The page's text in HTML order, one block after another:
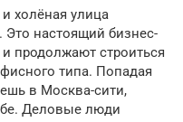
холёная улица
Это настоящий бизнес-
продолжают строиться
типа. Попадая
в Москва-сити,
Деловые люди